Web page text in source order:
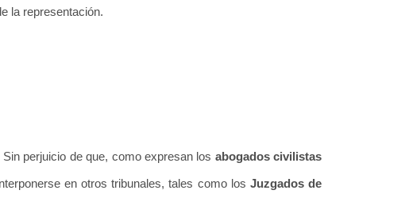
la representación.
Sin perjuicio de que, como expresan los abogados civilistas
en otros tribunales, tales como los Juzgados de